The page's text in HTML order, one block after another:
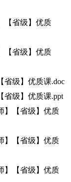
省级】优质
省级】优质
级】优质课.doc
级】优质课.ppt
【省级】优质
【省级】优质
【省级】优质